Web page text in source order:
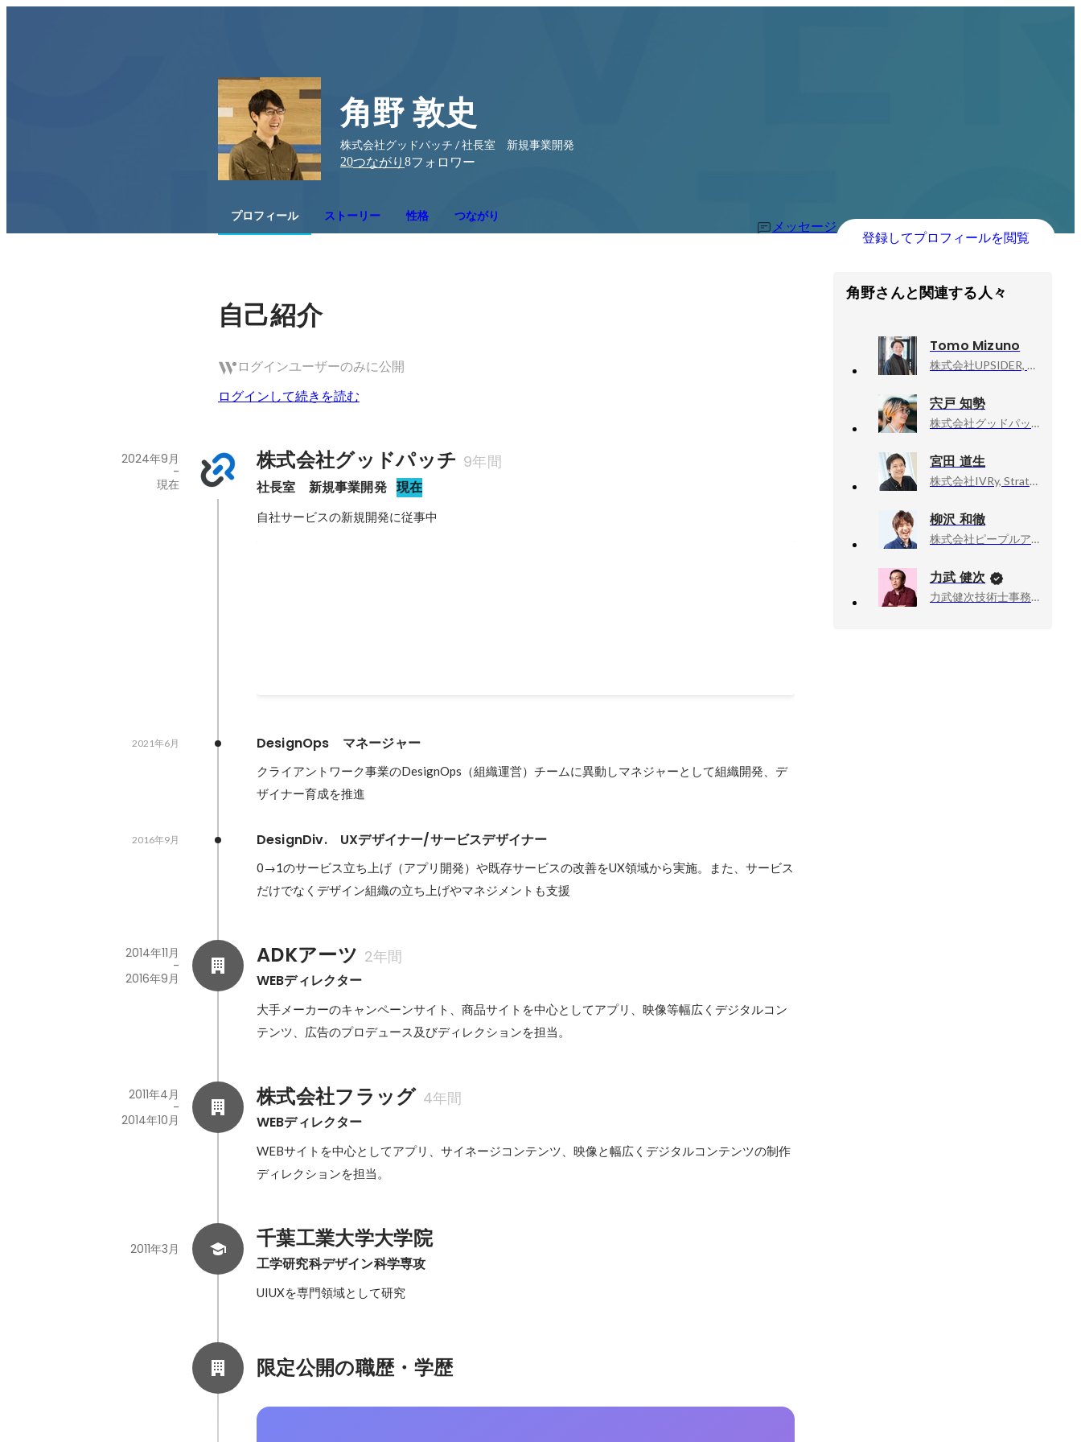
角野 敦史
株式会社グッドパッチ / 社長室 新規事業開発
20つながり 8フォロワー
プロフィール ストーリー 性格 つながり
メッセージ
登録してプロフィールを閲覧
自己紹介
ログインユーザーのみに公開
ログインして続きを読む
株式会社グッドパッチ 9年間
社長室　新規事業開発 現在
2024年9月
-
現在
自社サービスの新規開発に従事中
DesignOps　マネージャー
2021年6月
クライアントワーク事業のDesignOps（組織運営）チームに異動しマネジャーとして組織開発、デ
ザイナー育成を推進
DesignDiv.　UXデザイナー/サービスデザイナー
2016年9月
0→1のサービス立ち上げ（アプリ開発）や既存サービスの改善をUX領域から実施。また、サービス
だけでなくデザイン組織の立ち上げやマネジメントも支援
ADKアーツ 2年間
WEBディレクター
2014年11月
-
2016年9月
大手メーカーのキャンペーンサイト、商品サイトを中心としてアプリ、映像等幅広くデジタルコン
テンツ、広告のプロデュース及びディレクションを担当。
株式会社フラッグ 4年間
WEBディレクター
2011年4月
-
2014年10月
WEBサイトを中心としてアプリ、サイネージコンテンツ、映像と幅広くデジタルコンテンツの制作
ディレクションを担当。
千葉工業大学大学院
工学研究科デザイン科学専攻
2011年3月
UIUXを専門領域として研究
限定公開の職歴・学歴
角野さんと関連する人々
Tomo Mizuno
株式会社UPSIDER, 代表取締役
宍戸 知勢
株式会社グッドパッチ, PeopleEmpowermentOffice 中途採用担当
宮田 道生
株式会社IVRy, Strategy & Finance
柳沢 和徹
株式会社ピープルアンドデザイン, 事業開発
力武 健次
力武健次技術士事務所, 所長